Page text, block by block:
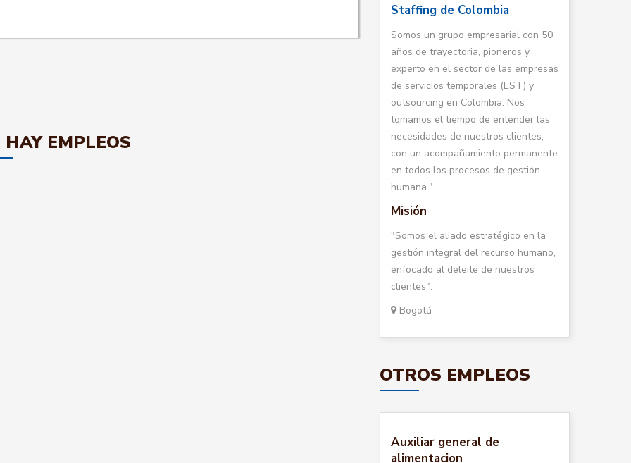
HAY EMPLEOS
Staffing de Colombia
Somos un grupo empresarial con 50
años de trayectoria, pioneros y
experto en el sector de las empresas
de servicios temporales (EST) y
outsourcing en Colombia. Nos
tomamos el tiempo de entender las
necesidades de nuestros clientes,
con un acompañamiento permanente
en todos los procesos de gestión
humana."
Misión
"Somos el aliado estratégico en la
gestión integral del recurso humano,
enfocado al deleite de nuestros
clientes".
Bogotá
OTROS EMPLEOS
Auxiliar general de
alimentacion